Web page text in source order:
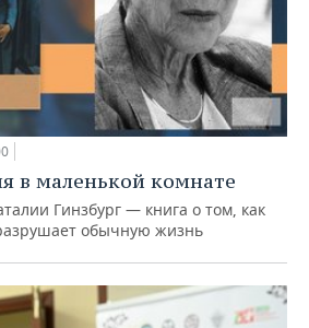
в маленькой комнате
Гинзбург — книга о том, как
обычную жизнь